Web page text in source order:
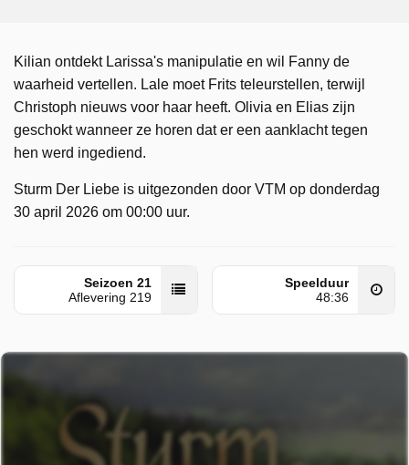
Kilian ontdekt Larissa's manipulatie en wil Fanny de
waarheid vertellen. Lale moet Frits teleurstellen, terwijl
Christoph nieuws voor haar heeft. Olivia en Elias zijn
geschokt wanneer ze horen dat er een aanklacht tegen
hen werd ingediend.
Sturm Der Liebe is uitgezonden door VTM op donderdag
30 april 2026 om 00:00 uur.
Seizoen 21
Aflevering 219
Speelduur
48:36